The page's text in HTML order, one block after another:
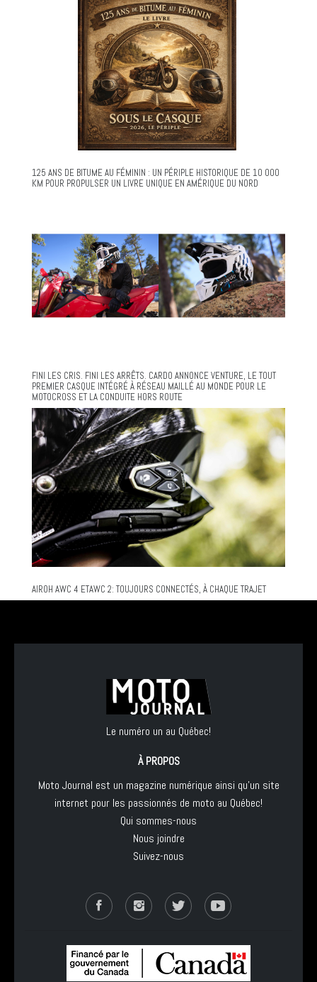
125 ANS DE BITUME AU FÉMININ : UN PÉRIPLE HISTORIQUE DE 10 000
KM POUR PROPULSER UN LIVRE UNIQUE EN AMÉRIQUE DU NORD
FINI LES CRIS. FINI LES ARRÊTS. CARDO ANNONCE VENTURE, LE TOUT
PREMIER CASQUE INTÉGRÉ À RÉSEAU MAILLÉ AU MONDE POUR LE
MOTOCROSS ET LA CONDUITE HORS ROUTE
AIROH AWC 4 ETAWC 2: TOUJOURS CONNECTÉS, À CHAQUE TRAJET
Le numéro un au Québec!
À PROPOS
Moto Journal est un magazine numérique ainsi qu'un site
internet pour les passionnés de moto au Québec!
Qui sommes-nous
Nous joindre
Suivez-nous